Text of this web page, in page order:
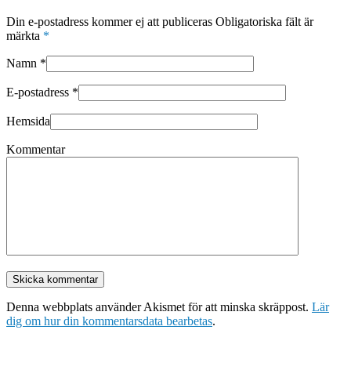
Din e-postadress kommer ej att publiceras Obligatoriska fält är
märkta *
Namn *
E-postadress *
Hemsida
Kommentar
Denna webbplats använder Akismet för att minska skräppost. Lär
dig om hur din kommentarsdata bearbetas.